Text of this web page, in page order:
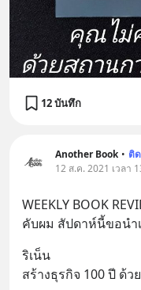
12 บันทึก
Another Book • ติ
12 ส.ค. 2021 เวลา
WEEKLY BOOK
คับผม สัปดาห์นี้ขอนำ
ริเน็น
สร้างธุรกิจ 100 ปี ด้